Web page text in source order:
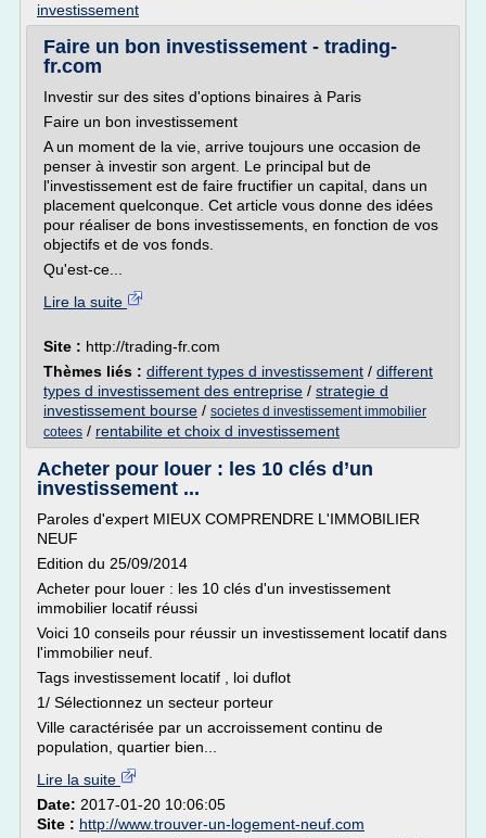
investissement
Faire un bon investissement - trading-
fr.com
Investir sur des sites d'options binaires à Paris
Faire un bon investissement
A un moment de la vie, arrive toujours une occasion de
penser à investir son argent. Le principal but de
l'investissement est de faire fructifier un capital, dans un
placement quelconque. Cet article vous donne des idées
pour réaliser de bons investissements, en fonction de vos
objectifs et de vos fonds.
Qu'est-ce...
Lire la suite
Site : http://trading-fr.com
Thèmes liés : different types d investissement / different
types d investissement des entreprise / strategie d
investissement bourse / societes d investissement immobilier
cotees / rentabilite et choix d investissement
Acheter pour louer : les 10 clés d’un
investissement ...
Paroles d'expert MIEUX COMPRENDRE L'IMMOBILIER
NEUF
Edition du 25/09/2014
Acheter pour louer : les 10 clés d'un investissement
immobilier locatif réussi
Voici 10 conseils pour réussir un investissement locatif dans
l'immobilier neuf.
Tags investissement locatif , loi duflot
1/ Sélectionnez un secteur porteur
Ville caractérisée par un accroissement continu de
population, quartier bien...
Lire la suite
Date: 2017-01-20 10:06:05
Site : http://www.trouver-un-logement-neuf.com